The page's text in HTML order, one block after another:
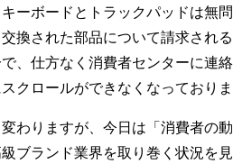
ーボードとトラックパッドは無
換された部品について請求され
、仕方なく消費者センターに連
クロールができなくなっておりま
わりますが、今日は「消費者の
ブランド業界を取り巻く状況を